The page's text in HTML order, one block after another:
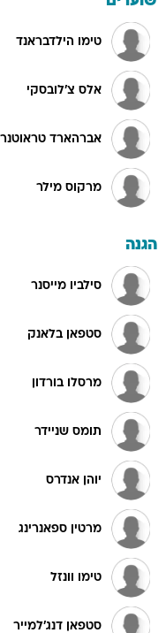
טימו הילדבראנד
אלס צ'לובסקי
אברהארד טראוטנר
מרקוס מילר
הגנה
סילביו מייסנר
סטפאן בלאנק
מרסלו בורדון
תומס שניידר
יוהן אנדרס
מרטין ספאנרינג
טימו וונזל
סטפאן דנג'למייר